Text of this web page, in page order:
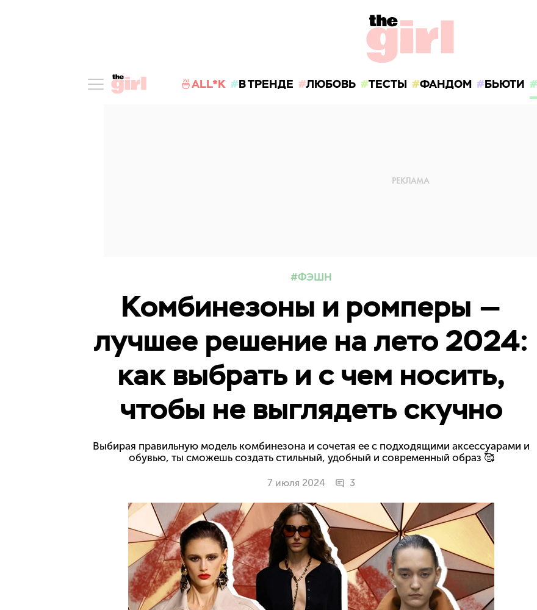
🍜ALL*K В ТРЕНДЕ ЛЮБОВЬ ТЕСТЫ ФАНДОМ БЬЮТИ
ФЭШН
Комбинезоны и ромперы —
лучшее решение на лето 2024:
как выбрать и с чем носить,
чтобы не выглядеть скучно
Выбирая правильную модель комбинезона и сочетая ее с подходящими аксессуарами и
обувью, ты сможешь создать стильный, удобный и современный образ 🥰
7 июля 2024 3